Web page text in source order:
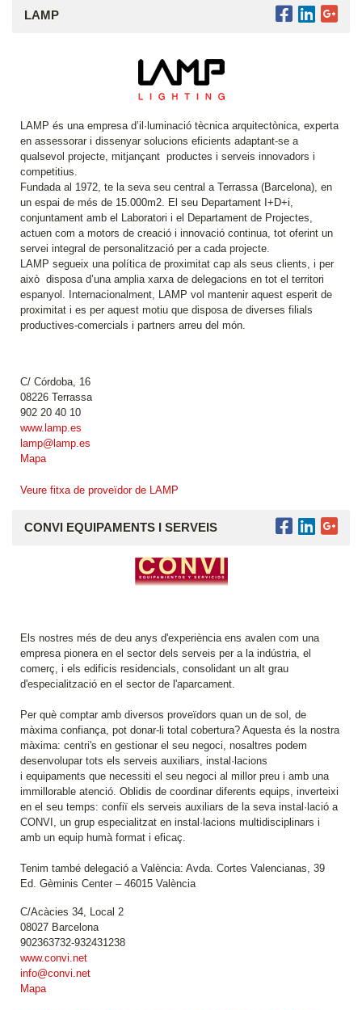
LAMP
LAMP és una empresa d’il·luminació tècnica arquitectònica, experta
en assessorar i dissenyar solucions eficients adaptant-se a
qualsevol projecte, mitjançant productes i serveis innovadors i
competitius.
Fundada al 1972, te la seva seu central a Terrassa (Barcelona), en
un espai de més de 15.000m2. El seu Departament I+D+i,
conjuntament amb el Laboratori i el Departament de Projectes,
actuen com a motors de creació i innovació continua, tot oferint un
servei integral de personalització per a cada projecte.
LAMP segueix una política de proximitat cap als seus clients, i per
això disposa d’una amplia xarxa de delegacions en tot el territori
espanyol. Internacionalment, LAMP vol mantenir aquest esperit de
proximitat i es per aquest motiu que disposa de diverses filials
productives-comercials i partners arreu del món.
C/ Córdoba, 16
08226 Terrassa
902 20 40 10
www.lamp.es
lamp@lamp.es
Mapa
Veure fitxa de proveïdor de LAMP
CONVI EQUIPAMENTS I SERVEIS
Els nostres més de deu anys d'experiència ens avalen com una
empresa pionera en el sector dels serveis per a la indústria, el
comerç, i els edificis residencials, consolidant un alt grau
d'especialització en el sector de l'aparcament.
Per què comptar amb diversos proveïdors quan un de sol, de
màxima confiança, pot donar-li total cobertura? Aquesta és la nostra
màxima: centri's en gestionar el seu negoci, nosaltres podem
desenvolupar tots els serveis auxiliars, instal·lacions
i equipaments que necessiti el seu negoci al millor preu i amb una
immillorable atenció. Oblidis de coordinar diferents equips, inverteixi
en el seu temps: confiï els serveis auxiliars de la seva instal·lació a
CONVI, un grup especialitzat en instal·lacions multidisciplinars i
amb un equip humà format i eficaç.
Tenim també delegació a València: Avda. Cortes Valencianas, 39
Ed. Gèminis Center – 46015 València
C/Acàcies 34, Local 2
08027 Barcelona
902363732-932431238
www.convi.net
info@convi.net
Mapa